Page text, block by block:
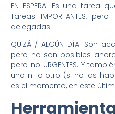
EN ESPERA: Es una tarea
Tareas IMPORTANTES,
delegadas.
QUIZÁ / ALGÚN DÍA: Son
pero no son posibles ahora.
pero no URGENTES. Y
uno ni lo otro (si no las
es el momento, en este